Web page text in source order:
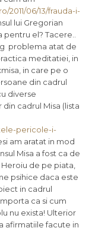
2011/06/13/frauda-i-
lui Gregorian
el? Tacere..
problema atat de
meditatiei, in
in care pe o
din cadrul
diverse
cadrul Misa (lista
pericole-i-
am aratat in mod
Misa a fost ca de
de pe piata,
psihice daca este
in cadrul
ca si cum
nu exista! Ulterior
afirmatiile facute in